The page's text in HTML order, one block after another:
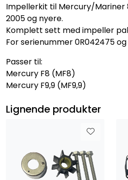
Impellerkit til Mercury/Mariner
2005 og nyere.
Komplett sett med impeller
For serienummer 0R042475
Passer til:
Mercury F8 (MF8)
Mercury F9,9 (MF9,9)
Lignende produkter